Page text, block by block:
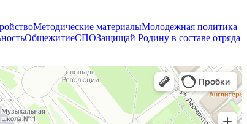
Методические материалыМолодежная политика
ОбщежитиеСПОЗащищай Родину в составе отряда